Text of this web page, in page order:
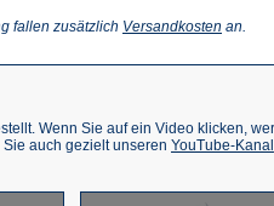
fallen zusätzlich Versandkosten (Öffnet
an.
Wenn Sie auf ein Video klicken,
auch gezielt unseren YouTube-Kanal